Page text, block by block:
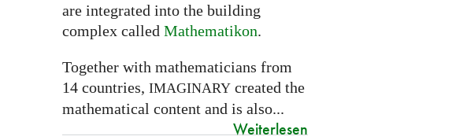
are integrated into the building
complex called Mathematikon.
Together with mathematicians from
14 countries, IMAGINARYcreated the
mathematical content and is also...
Weiterlesen